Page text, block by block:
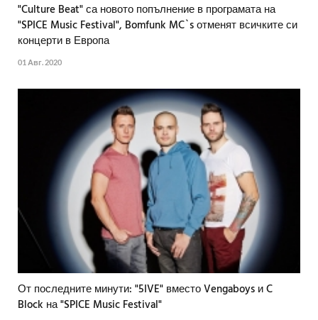
"Culture Beat" са новото попълнение в програмата на
"SPICE Music Festival", Bomfunk MC`s отменят всичките си
концерти в Европа
01 Авг. 2020
От последните минути: "5IVE" вместо Vengaboys и C
Block на "SPICE Music Festival"